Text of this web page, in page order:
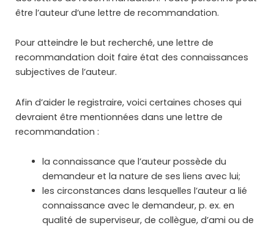
être l’auteur d’une lettre de recommandation.
Pour atteindre le but recherché, une lettre de
recommandation doit faire état des connaissances
subjectives de l’auteur.
Afin d’aider le registraire, voici certaines choses qui
devraient être mentionnées dans une lettre de
recommandation :
la connaissance que l’auteur possède du
demandeur et la nature de ses liens avec lui;
les circonstances dans lesquelles l’auteur a lié
connaissance avec le demandeur, p. ex. en
qualité de superviseur, de collègue, d’ami ou de